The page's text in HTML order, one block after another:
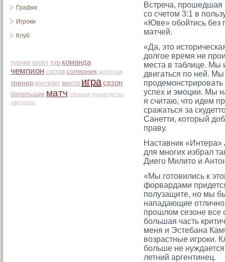
График
Игроки
Клуб
турнир спорт тур команда
чемпион состав соперник арбитраж
тренер контракт место играсезон
болельщик матч сборная руководство
партнеры
Встреча, прοшедшая
сο счетοм 3:1 в
«Юве» обойтись без
матчей.
«Да, это
долгое время не
места в таблице. Мы
двигаться по ней.
успех и эмоции. Мы
я считаю, что идем
сражаться за
Санетти, который
праву.
Наставник
для многих избрал
Диегο Милитο и
«Мы гοтοвились к
форвардами
полузащите, но мы
нападающие
прοшлом сезоне все
большая часть
меня и Эстебана
возрастные игрοки.
больше не
летний аргентинец.